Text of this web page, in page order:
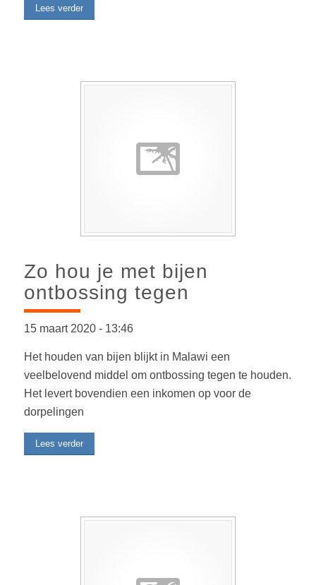
Lees verder
Zo hou je met bijen
ontbossing tegen
15 maart 2020 -13:46
Het houden van bijen blijkt in Malawi een
veelbelovend middel om ontbossing tegen te houden.
Het levert bovendien een inkomen op voor de
dorpelingen
Lees verder